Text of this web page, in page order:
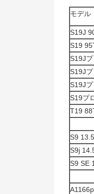
モデル
S19J
S19
S19J
S19J
S19J
S19プ
T19
S9
S9j
S9 SE